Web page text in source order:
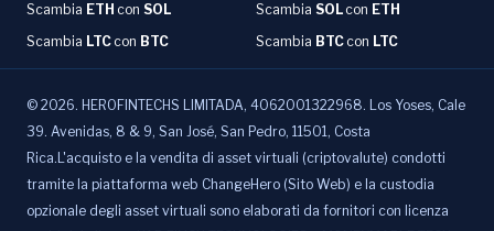
Scambia ETH con SOL Scambia SOL con ETH
Scambia LTC con BTC Scambia BTC con LTC
© 2026. HEROFINTECHS LIMITADA, 4062001322968. Los Yoses, Cale
39. Avenidas, 8 & 9, San José, San Pedro, 11501, Costa
Rica.L'acquisto e la vendita di asset virtuali (criptovalute) condotti
tramite la piattaforma web ChangeHero (Sito Web) e la custodia
opzionale degli asset virtuali sono elaborati da fornitori con licenza